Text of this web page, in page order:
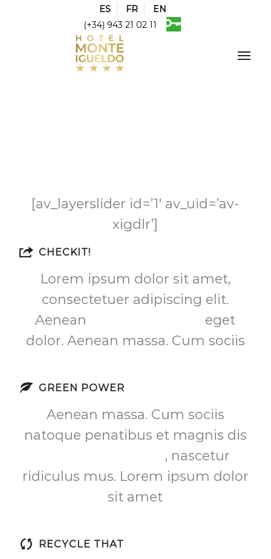
ES FR
EN
(+34) 943 21 02 11
[av_layerslider id=’1′ av_uid=’av-
xigdlr’]
CHECKIT!
Lorem ipsum dolor sit amet,
consectetuer adipiscing elit.
Aenean
eget
dolor. Aenean massa. Cum sociis
GREEN POWER
Aenean massa. Cum sociis
natoque penatibus et magnis dis
, nascetur
ridiculus mus. Lorem ipsum dolor
sit amet
RECYCLE THAT